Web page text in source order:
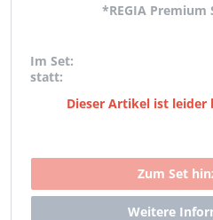
*REGIA Premium
Im Set:
statt:
Dieser Artikel ist leider